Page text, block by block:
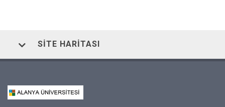
SITE HARITASI